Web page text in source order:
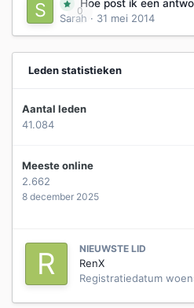
0
Hoe post ik een
Sarah · 31 mei 2014
Leden statistieken
Aantal leden
41.084
Meeste online
2.662
8 december 2025
NIEUWSTE LID
RenX
Registratiedatum